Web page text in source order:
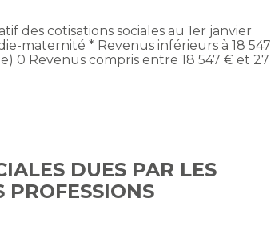
des cotisations sociales au 1er janvier
maternité * Revenus inférieurs à 18 547
0 Revenus compris entre 18 547 € et 27
DUES PAR LES
PROFESSIONS